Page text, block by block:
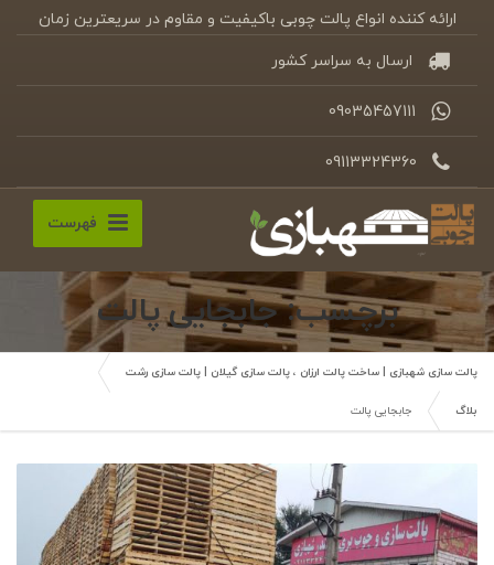
ارائه کننده انواع پالت چوبی باکیفیت و مقاوم در سریعترین زمان
ارسال به سراسر کشور
09035457111
09113324360
فهرست
برچسب: جابجایی پالت
پالت سازی شهبازی | ساخت پالت ارزان ، پالت سازی گیلان | پالت سازی رشت
بلاگ جابجایی پالت